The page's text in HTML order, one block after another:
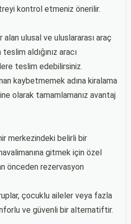
kontrol etmeniz önerilir.
ulusal ve uluslararası araç
aldığınız aracı
teslim edebilirsiniz.
kaybetmemek adına kiralama
olarak tamamlamanız avantaj
merkezindeki belirli bir
gitmek için özel
önceden rezervasyon
çocuklu aileler veya fazla
ve güvenli bir alternatiftir.